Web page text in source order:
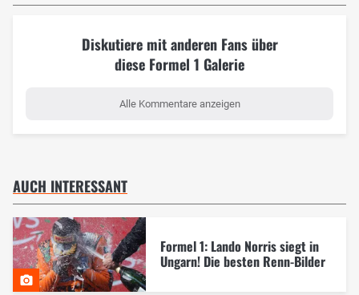
Diskutiere mit anderen Fans über
diese Formel 1 Galerie
Alle Kommentare anzeigen
AUCH INTERESSANT
Formel 1: Lando Norris siegt in
Ungarn! Die besten Renn-Bilder